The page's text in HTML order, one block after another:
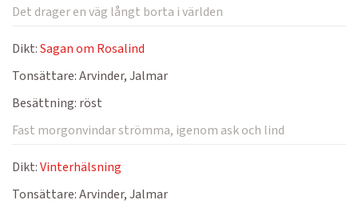
Det drager en väg långt borta i världen
Dikt:Sagan om Rosalind
Tonsättare:Arvinder, Jalmar
Besättning: röst
Fast morgonvindar strömma, igenom ask och lind
Dikt:Vinterhälsning
Tonsättare:Arvinder, Jalmar